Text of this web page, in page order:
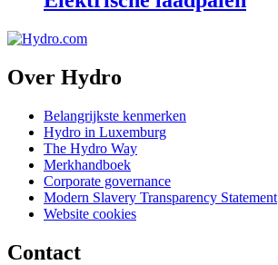
Over Hydro
Belangrijkste kenmerken
Hydro in Luxemburg
The Hydro Way
Merkhandboek
Corporate governance
Modern Slavery Transparency Statement
Website cookies
Contact